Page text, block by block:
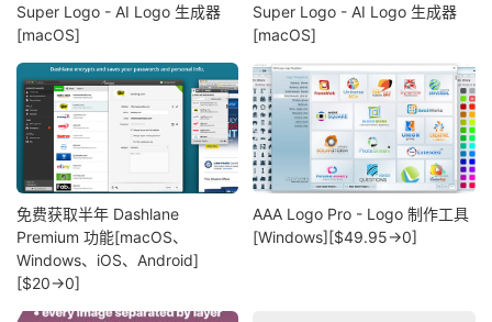
Super Logo - AI Logo 生成器
[macOS]
Super Logo - AI Logo 生成器
[macOS]
免费获取半年 Dashlane
Premium 功能[macOS、
Windows、iOS、Android]
[$20→0]
AAA Logo Pro - Logo 制作工具
[Windows][$49.95→0]